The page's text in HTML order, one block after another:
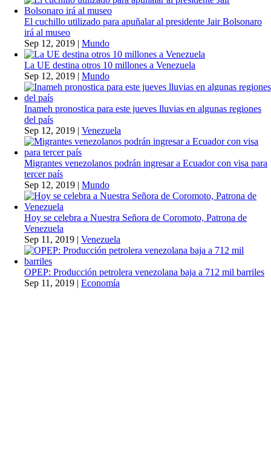
El cuchillo utilizado para apuñalar al presidente Jair Bolsonaro
irá al museo
Sep 12, 2019 | Mundo
La UE destina otros 10 millones a Venezuela
Sep 12, 2019 | Mundo
Inameh pronostica para este jueves lluvias en algunas regiones
del país
Sep 12, 2019 | Venezuela
Migrantes venezolanos podrán ingresar a Ecuador con visa para
tercer país
Sep 12, 2019 | Mundo
Hoy se celebra a Nuestra Señora de Coromoto, Patrona de
Venezuela
Sep 11, 2019 | Venezuela
OPEP: Producción petrolera venezolana baja a 712 mil barriles
Sep 11, 2019 | Economía